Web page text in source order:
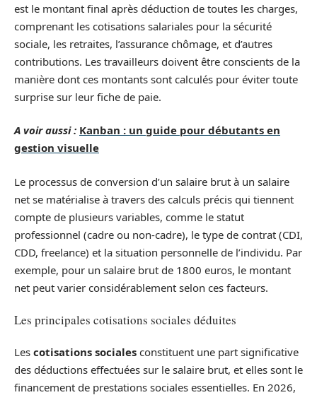
est le montant final après déduction de toutes les charges,
comprenant les cotisations salariales pour la sécurité
sociale, les retraites, l’assurance chômage, et d’autres
contributions. Les travailleurs doivent être conscients de la
manière dont ces montants sont calculés pour éviter toute
surprise sur leur fiche de paie.
A voir aussi : Kanban : un guide pour débutants en
gestion visuelle
Le processus de conversion d’un salaire brut à un salaire
net se matérialise à travers des calculs précis qui tiennent
compte de plusieurs variables, comme le statut
professionnel (cadre ou non-cadre), le type de contrat (CDI,
CDD, freelance) et la situation personnelle de l’individu. Par
exemple, pour un salaire brut de 1800 euros, le montant
net peut varier considérablement selon ces facteurs.
Les principales cotisations sociales déduites
Les cotisations sociales constituent une part significative
des déductions effectuées sur le salaire brut, et elles sont le
financement de prestations sociales essentielles. En 2026,